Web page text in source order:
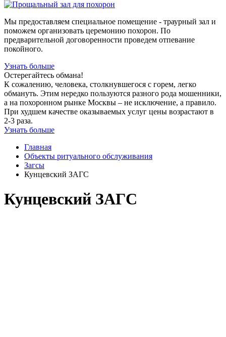
Мы предоставляем специальное помещение - траурный зал и
поможем организовать церемонию похорон. По
предварительной договоренности проведем отпевание
покойного.
Узнать больше
Остерегайтесь обмана!
К сожалению, человека, столкнувшегося с горем, легко
обмануть. Этим нередко пользуются разного рода мошенники,
а на похоронном рынке Москвы – не исключение, а правило.
При худшем качестве оказываемых услуг цены возрастают в
2-3 раза.
Узнать больше
Главная
Объекты ритуального обслуживания
Загсы
Кунцевский ЗАГС
Кунцевский ЗАГС